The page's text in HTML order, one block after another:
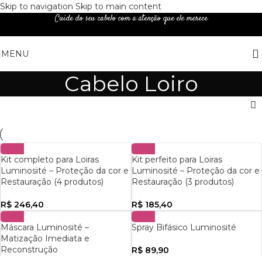
Skip to navigation Skip to main content
Cuide do seu cabelo com a atenção que ele merece
MENU
Cabelo Loiro
Kit completo para Loiras
Luminosité – Proteção da cor e
Restauração (4 produtos)
R$ 246,40
Kit perfeito para Loiras
Luminosité – Proteção da cor e
Restauração (3 produtos)
R$185,40
Máscara Luminosité –
Matização Imediata e
Reconstrução
Spray Bifásico Luminosité
R$89,90